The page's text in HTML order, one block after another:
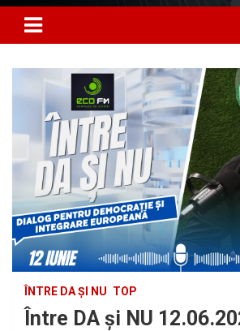
ÎNTRE DA ȘI NU TOP
Între DA și NU